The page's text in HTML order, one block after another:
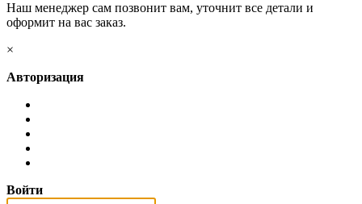
Наш менеджер сам позвонит вам, уточнит все детали и
оформит на вас заказ.
×
Авторизация
Войти